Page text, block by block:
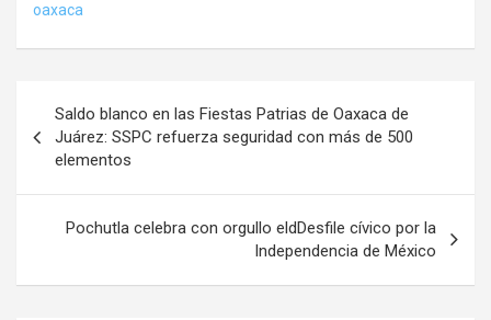
oaxaca
de
entradas
Saldo blanco en las Fiestas Patrias de Oaxaca de
Juárez: SSPC refuerza seguridad con más de 500
elementos
Pochutla celebra con orgullo eldDesfile cívico por la
Independencia de México